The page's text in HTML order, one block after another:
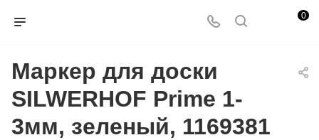
0
Маркер для доски
SILWERHOF Prime 1-
3мм, зеленый, 1169381